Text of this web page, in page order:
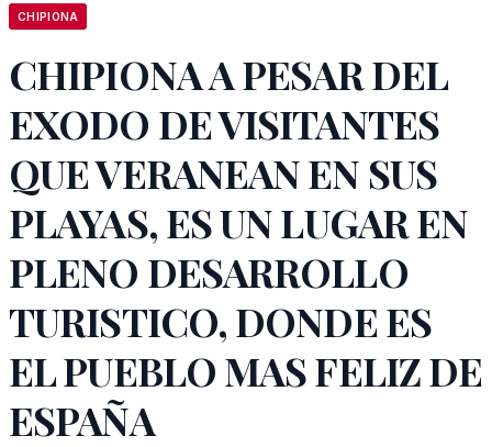
CHIPIONA
CHIPIONA A PESAR DEL
EXODO DE VISITANTES
QUE VERANEAN EN SUS
PLAYAS, ES UN LUGAR EN
PLENO DESARROLLO
TURISTICO, DONDE ES
EL PUEBLO MAS FELIZ DE
ESPAÑA